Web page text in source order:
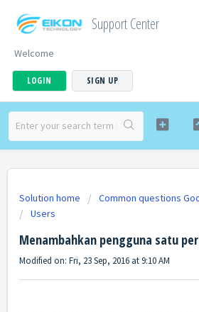
Support Center
Welcome
LOGIN SIGN UP
Solution home
Common questions
Users
Menambahkan pengguna satu
Modified on: Fri, 23 Sep, 2016 at 9:10 AM